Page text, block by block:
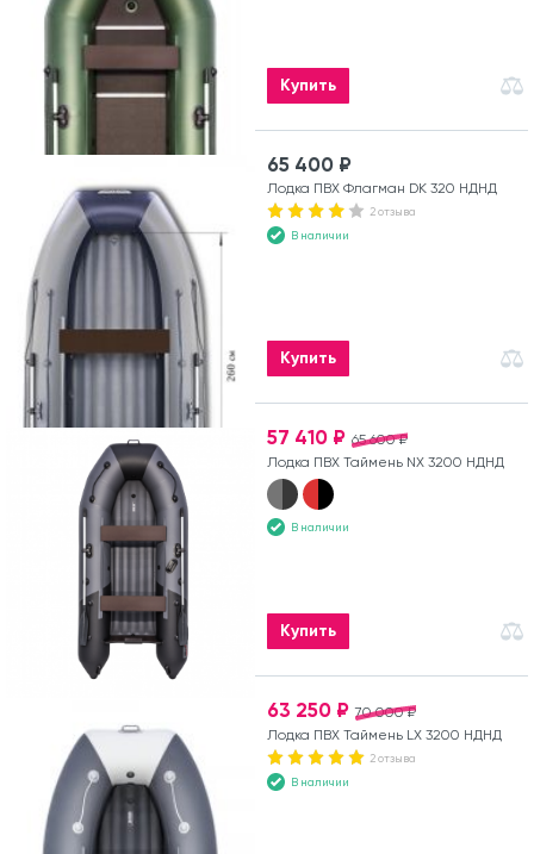
Купить
65 400 ₽
Лодка ПВХ Флагман DK 320 НДНД
2 отзыва
В наличии
Купить
65 600 ₽
57 410 ₽
Лодка ПВХ Таймень NX 3200 НДНД
В наличии
Купить
70 000 ₽
63 250 ₽
Лодка ПВХ Таймень LX 3200 НДНД
2 отзыва
В наличии